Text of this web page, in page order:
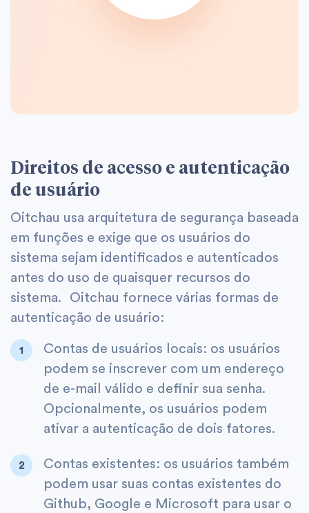
Direitos de acesso e autenticação
de usuário
Oitchau usa arquitetura de segurança baseada
em funções e exige que os usuários do
sistema sejam identificados e autenticados
antes do uso de quaisquer recursos do
sistema. Oitchau fornece várias formas de
autenticação de usuário:
Contas de usuários locais: os usuários
podem se inscrever com um endereço
de e-mail válido e definir sua senha.
Opcionalmente, os usuários podem
ativar a autenticação de dois fatores.
Contas existentes: os usuários também
podem usar suas contas existentes do
Github, Google e Microsoft para usar o